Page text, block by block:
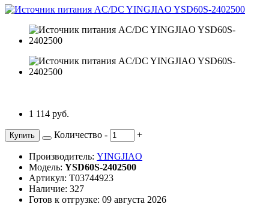
1 114 руб.
Купить Количество - +
Производитель: YINGJIAO
Модель: YSD60S-2402500
Артикул: Т03744923
Наличие: 327
Готов к отгрузке: 09 августа 2026